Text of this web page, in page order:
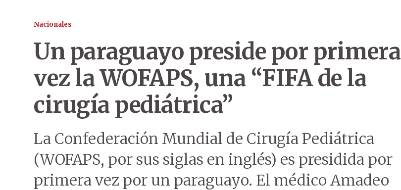
Nacionales
Un paraguayo preside por primera
vez la WOFAPS, una “FIFA de la
cirugía pediátrica”
La Confederación Mundial de Cirugía Pediátrica
(WOFAPS, por sus siglas en inglés) es presidida por
primera vez por un paraguayo. El médico Amadeo